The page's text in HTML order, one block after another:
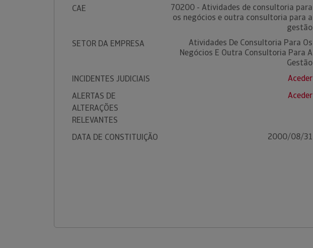
CAE
70200 - Atividades de consultoria para
os negócios e outra consultoria para a
gestão
SETOR DA EMPRESA
Atividades De Consultoria Para Os
Negócios E Outra Consultoria Para A
Gestão
INCIDENTES JUDICIAIS
Aceder
ALERTAS DE
ALTERAÇÕES
RELEVANTES
Aceder
DATA DE CONSTITUIÇÃO 2000/08/31